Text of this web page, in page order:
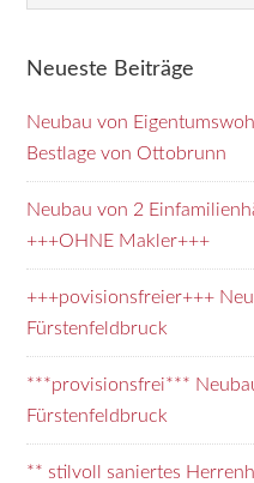
Neueste Beiträge
Neubau von
Bestlage von Ottobrunn
Neubau von 2
+++OHNE Makler+++
+++povisionsfreier+++
Fürstenfeldbruck
***provisionsfrei***
Fürstenfeldbruck
** stilvoll saniertes